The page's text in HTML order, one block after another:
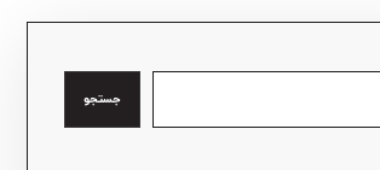
جستجو